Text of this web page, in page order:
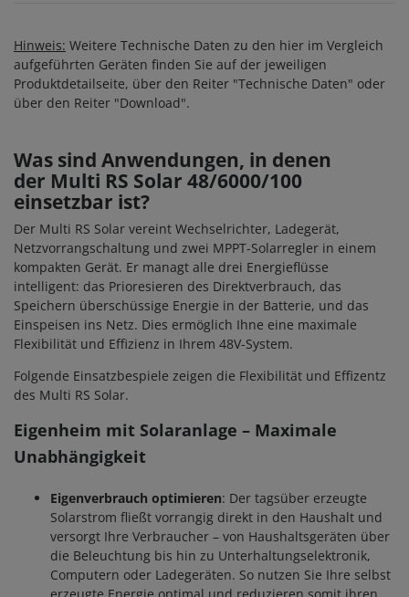
Hinweis: Weitere Technische Daten zu den hier im Vergleich
aufgeführten Geräten finden Sie auf der jeweiligen
Produktdetailseite, über den Reiter "Technische Daten" oder
über den Reiter "Download".
Was sind Anwendungen, in denen
der Multi RS Solar 48/6000/100
einsetzbar ist?
Der Multi RS Solar vereint Wechselrichter, Ladegerät,
Netzvorrangschaltung und zwei MPPT-Solarregler in einem
kompakten Gerät. Er managt alle drei Energieflüsse
intelligent: das Prioresieren des Direktverbrauch, das
Speichern überschüssige Energie in der Batterie, und das
Einspeisen ins Netz. Dies ermöglich Ihne eine maximale
Flexibilität und Effizienz in Ihrem 48V-System.
Folgende Einsatzbespiele zeigen die Flexibilität und Effizentz
des Multi RS Solar.
Eigenheim mit Solaranlage – Maximale
Unabhängigkeit
Eigenverbrauch optimieren: Der tagsüber erzeugte
Solarstrom fließt vorrangig direkt in den Haushalt und
versorgt Ihre Verbraucher – von Haushaltsgeräten über
die Beleuchtung bis hin zu Unterhaltungselektronik,
Computern oder Ladegeräten. So nutzen Sie Ihre selbst